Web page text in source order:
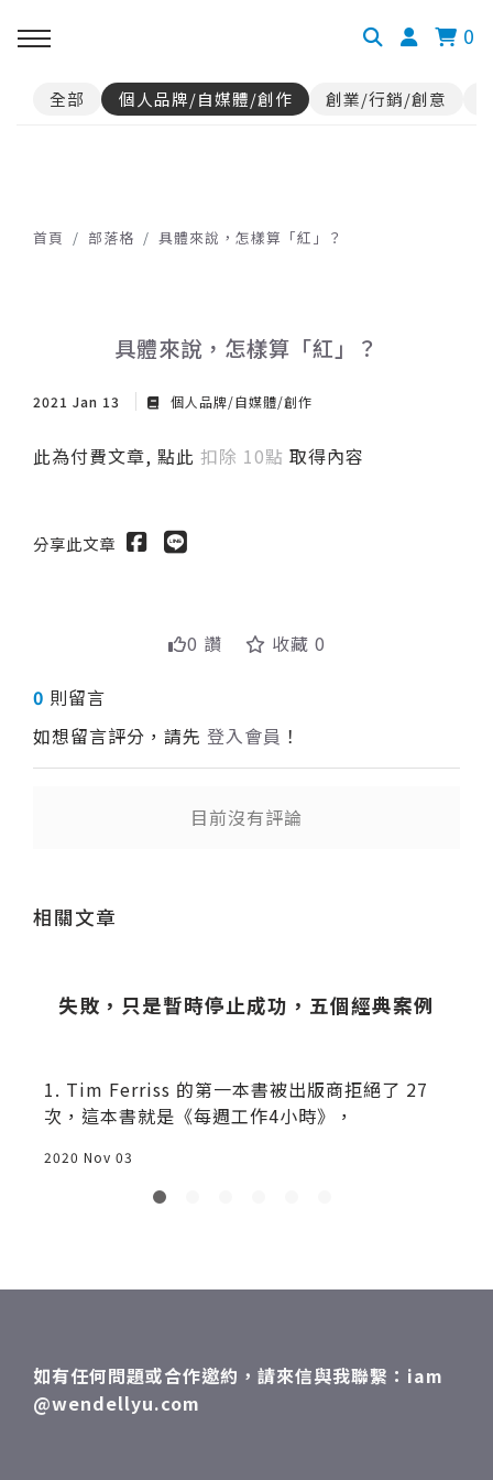
0
全部 個人品牌/自媒體/創作 創業/行銷/創意
首頁 部落格 具體來說，怎樣算「紅」？
具體來說，怎樣算「紅」？
2021 Jan 13 個人品牌/自媒體/創作
此為付費文章, 點此 扣除 10點 取得內容
分享此文章
0 讚 收藏 0
0 則留言
如想留言評分，請先 登入會員 ！
目前沒有評論
相關文章
失敗，只是暫時停止成功，五個經典案例
1. Tim Ferriss 的第一本書被出版商拒絕了 27
次，這本書就是《每週工作4小時》，
2020 Nov 03
如有任何問題或合作邀約，請來信與我聯繫：iam
@wendellyu.com